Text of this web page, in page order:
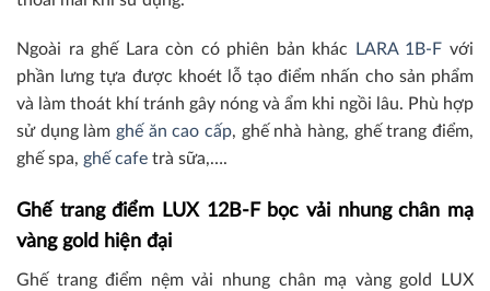
Ngoài ra ghế Lara còn có phiên bản khác LARA 1B-F với
phần lưng tựa được khoét lỗ tạo điểm nhấn cho sản phẩm
và làm thoát khí tránh gây nóng và ẩm khi ngồi lâu. Phù hợp
sử dụng làm ghế ăn cao cấp, ghế nhà hàng, ghế trang điểm,
ghế spa, ghế cafe trà sữa,….
Ghế trang điểm LUX 12B-F bọc vải nhung chân mạ
vàng gold hiện đại
Ghế trang điểm nệm vải nhung chân mạ vàng gold LUX